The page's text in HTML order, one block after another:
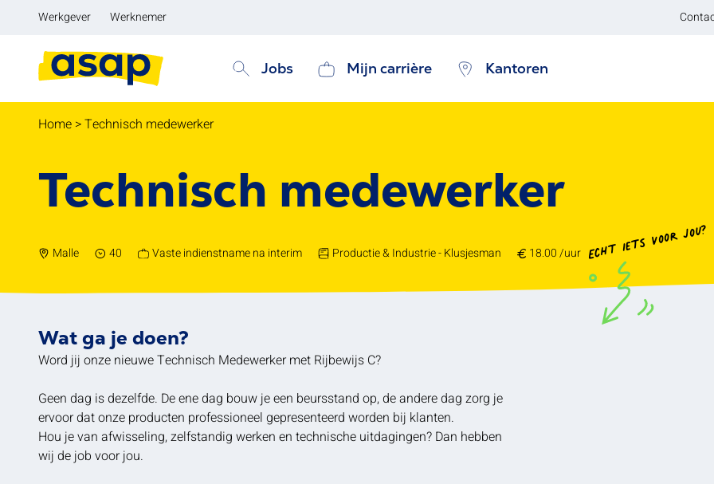
Werkgever Werknemer
Jobs Mijn carrière Kantoren
Home >Technisch medewerker
Technisch medewerker
Malle 40 Vaste indienstname na interim Productie & Industrie - Klusjesman 18.00 /uur Echt iets voor jou?
Wat ga je doen?
Word jij onze nieuwe Technisch Medewerker met Rijbewijs C?
Geen dag is dezelfde. De ene dag bouw je een beursstand op, de andere dag zorg je
ervoor dat onze producten professioneel gepresenteerd worden bij klanten.
Hou je van afwisseling, zelfstandig werken en technische uitdagingen? Dan hebben
wij de job voor jou.